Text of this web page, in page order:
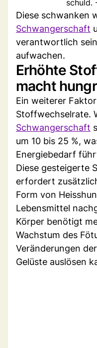
schuld.
Diese schwanken
Schwangerschaft
verantwortlich
aufwachen.
Erhöhte
macht
Ein weiterer
Stoffwechselrate.
Schwangerschaft
um 10 bis 25 %,
Energiebedarf
Diese gesteigerte
erfordert
Form von
Lebensmittel
Körper benötigt
Wachstum des
Veränderungen
Gelüste auslösen